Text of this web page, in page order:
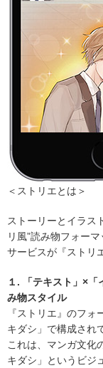
＜ストリエとは＞
ストーリーとイラス
リ風”読み物フォー
サービスが『ストリ
１. 「テキスト」×
み物スタイル
『ストリエ』のフ
キダシ」で構成され
これは、マンガ文化
キダシ」というビジ